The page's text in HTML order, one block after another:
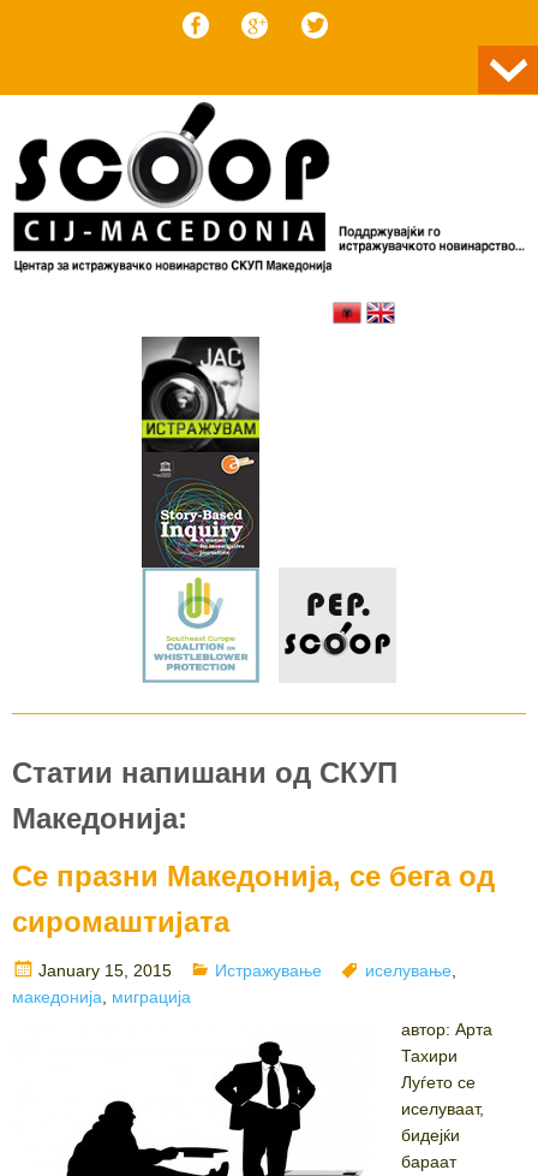
Статии напишани од СКУП
Македонија:
Се празни Македонија, се бега од
сиромаштијата
Posted
on
January 15, 2015 Categories
Истражување Tags
иселување
македонија
миграција
автор: Арта
Тахири
Луѓето се
иселуваат,
бидејќи
бараат